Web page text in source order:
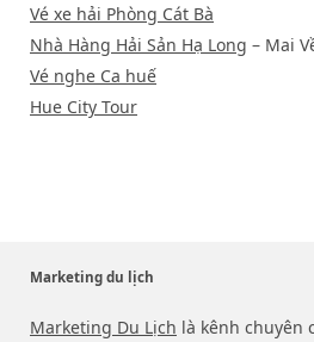
Vé xe hải Phòng Cát Bà
Nhà Hàng Hải Sản Hạ Long – Mai
Vé nghe Ca huế
Hue City Tour
Marketing du lịch
Marketing Du Lịch là kênh chuyên